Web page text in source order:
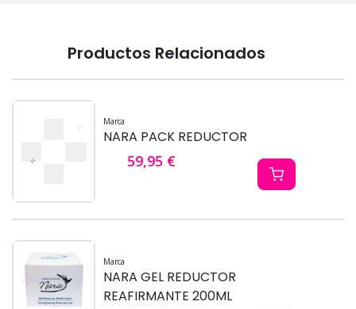
Productos Relacionados
Marca
NARA PACK REDUCTOR
59,95 €
Marca
NARA GEL REDUCTOR
REAFIRMANTE 200ML